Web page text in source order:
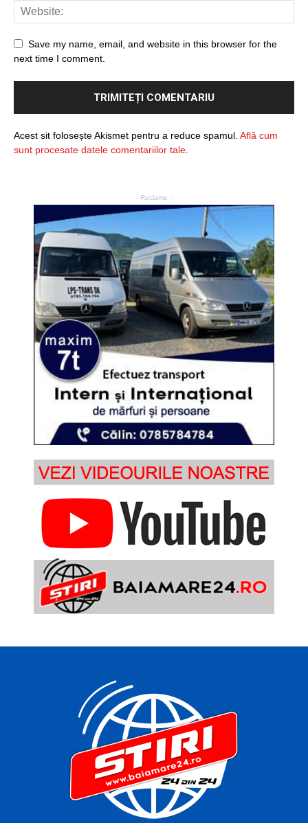
Save my name, email, and website in this browser for the
next time I comment.
Acest sit folosește Akismet pentru a reduce spamul. Află cum
sunt procesate datele comentariilor tale
- Reclame -